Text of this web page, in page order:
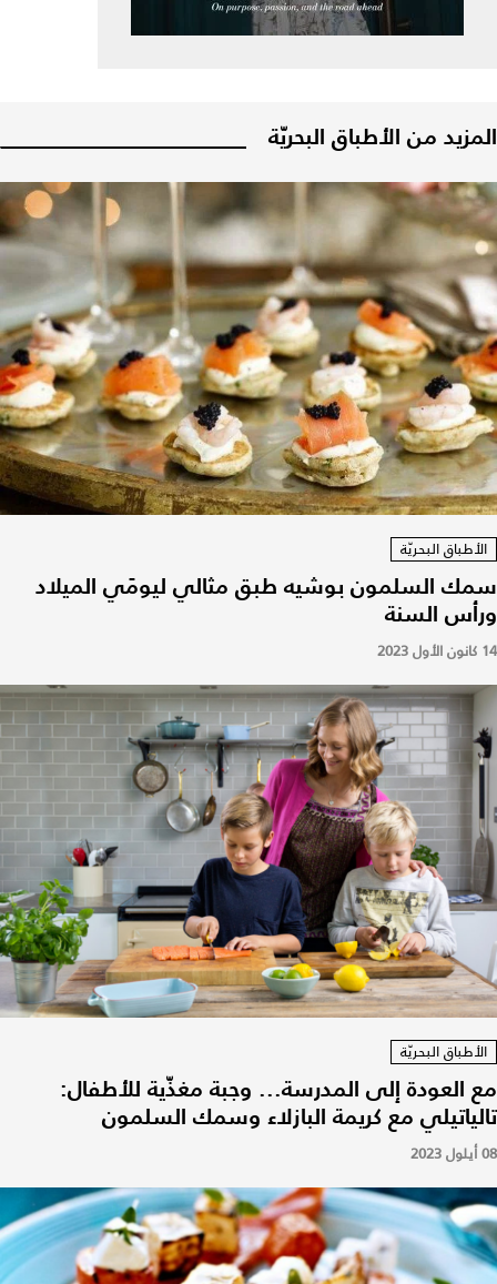
المزيد من الأطباق البحريّة
الأطباق البحريّة
سمك السلمون بوشيه طبق مثالي ليومَي الميلاد
ورأس السنة
14 كانون الأول 2023
الأطباق البحريّة
مع العودة إلى المدرسة... وجبة مغذّية للأطفال:
تالياتيلي مع كريمة البازلاء وسمك السلمون
08 أيلول 2023